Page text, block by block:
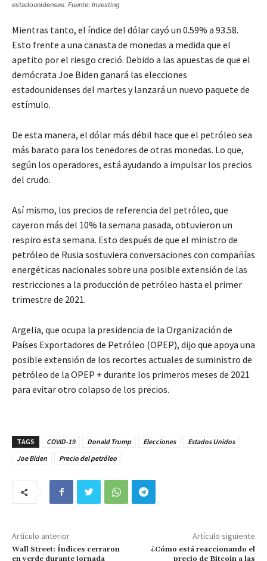
estadounidenses. Fuente: Investing
Mientras tanto, el índice del dólar cayó un 0.59% a 93.58.
Esto frente a una canasta de monedas a medida que el
apetito por el riesgo creció. Debido a las apuestas de que el
demócrata Joe Biden ganará las elecciones
estadounidenses del martes y lanzará un nuevo paquete de
estímulo.
De esta manera, el dólar más débil hace que el petróleo sea
más barato para los tenedores de otras monedas. Lo que,
según los operadores, está ayudando a impulsar los precios
del crudo.
Así mismo, los precios de referencia del petróleo, que
cayeron más del 10% la semana pasada, obtuvieron un
respiro esta semana. Esto después de que el ministro de
petróleo de Rusia sostuviera conversaciones con compañías
energéticas nacionales sobre una posible extensión de las
restricciones a la producción de petróleo hasta el primer
trimestre de 2021.
Argelia, que ocupa la presidencia de la Organización de
Países Exportadores de Petróleo (OPEP), dijo que apoya una
posible extensión de los recortes actuales de suministro de
petróleo de la OPEP + durante los primeros meses de 2021
para evitar otro colapso de los precios.
TAGS COVID-19 Donald Trump Elecciones
Estados Unidos
Joe Biden
Precio del petróleo
Artículo anterior
Wall Street: Índices cerraron
en verde durante jornada
Artículo siguiente
¿Cómo está reaccionando el
precio de Bitcoin a las